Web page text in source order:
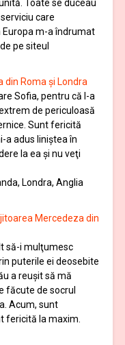
Toate se duceau
care
m-a îndrumat
pe siteul
din Roma și Londra
Sofia, pentru că l-a
de periculoasă
Sunt fericită
a adus liniștea în
la ea şi nu veţi
Anglia
Mercedeza din
să-i mulţumesc
puterile ei deosebite
a reuşit să mă
făcute de socrul
Acum, sunt
fericită la maxim.